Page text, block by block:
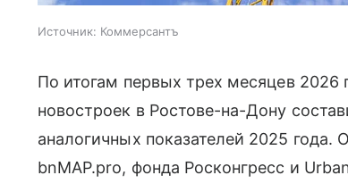
Источник: Коммерсантъ
По итогам первых трех месяцев
новостроек в Ростове-на-Дону
аналогичных показателей 2025 года.
bnMAP.pro, фонда Росконгресс и